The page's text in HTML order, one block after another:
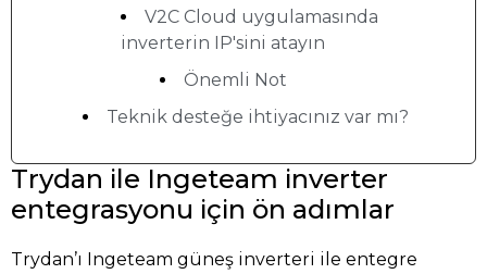
V2C Cloud uygulamasında
inverterin IP'sini atayın
Önemli Not
Teknik desteğe ihtiyacınız var mı?
Trydan ile Ingeteam inverter
entegrasyonu için ön adımlar
Trydan’ı Ingeteam güneş inverteri ile entegre